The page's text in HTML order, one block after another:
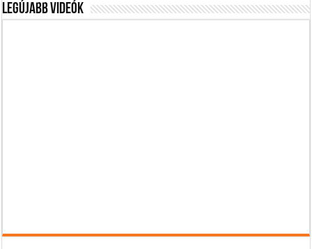
Legújabb videók